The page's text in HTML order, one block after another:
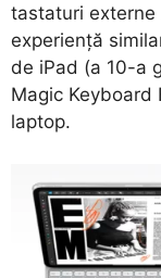
tastaturi externe
experiență
de iPad (a 10-a
Magic
laptop.